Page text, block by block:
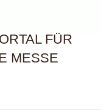
FÜR
MESSE